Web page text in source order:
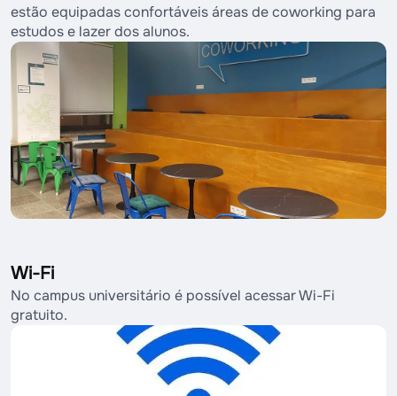
estão equipadas confortáveis áreas de coworking para
estudos e lazer dos alunos.
Wi-Fi
No campus universitário é possível acessar Wi-Fi
gratuito.